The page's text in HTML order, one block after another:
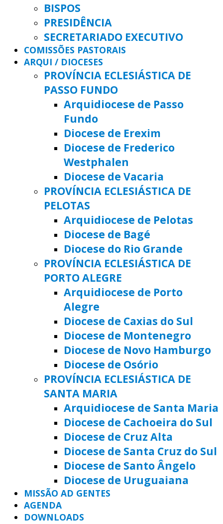
BISPOS
PRESIDÊNCIA
SECRETARIADO EXECUTIVO
COMISSÕES PASTORAIS
ARQUI / DIOCESES
PROVÍNCIA ECLESIÁSTICA DE
PASSO FUNDO
Arquidiocese de Passo
Fundo
Diocese de Erexim
Diocese de Frederico
Westphalen
Diocese de Vacaria
PROVÍNCIA ECLESIÁSTICA DE
PELOTAS
Arquidiocese de Pelotas
Diocese de Bagé
Diocese do Rio Grande
PROVÍNCIA ECLESIÁSTICA DE
PORTO ALEGRE
Arquidiocese de Porto
Alegre
Diocese de Caxias do Sul
Diocese de Montenegro
Diocese de Novo Hamburgo
Diocese de Osório
PROVÍNCIA ECLESIÁSTICA DE
SANTA MARIA
Arquidiocese de Santa Maria
Diocese de Cachoeira do Sul
Diocese de Cruz Alta
Diocese de Santa Cruz do Sul
Diocese de Santo Ângelo
Diocese de Uruguaiana
MISSÃO AD GENTES
AGENDA
DOWNLOADS